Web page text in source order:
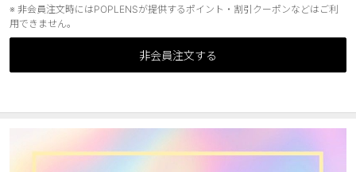
総合掲示板
アプリダウンロード
※ 非会員注文時にはPOPLENSが提供するポイント・割引クーポンなどはご利
用できません。
非会員注文する